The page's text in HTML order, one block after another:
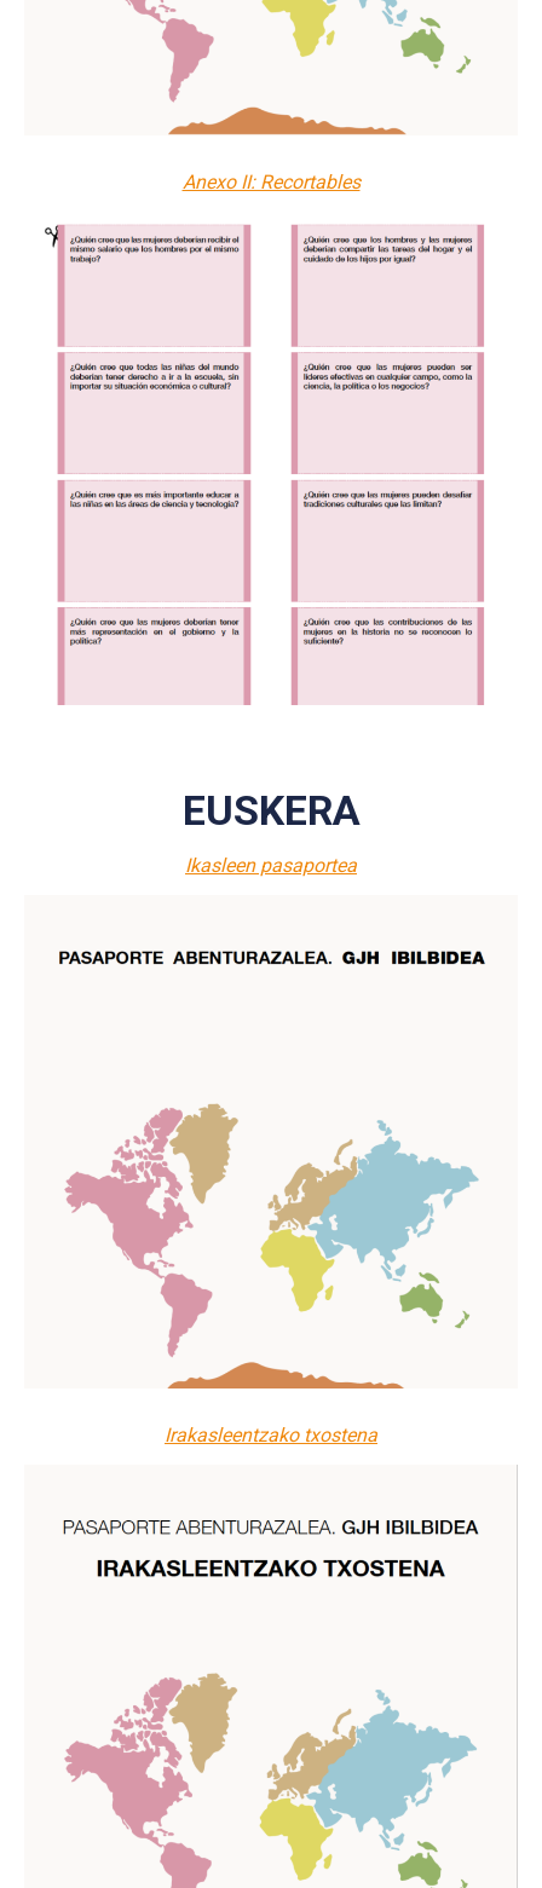
Anexo II: Recortables
EUSKERA
Ikasleen pasaportea
Irakasleentzako txostena